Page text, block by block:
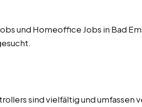
und Homeoffice Jobs in Bad
sind vielfältig und umfassen